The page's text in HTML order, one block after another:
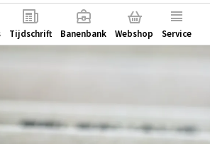
Tijdschrift Banenbank Webshop Service